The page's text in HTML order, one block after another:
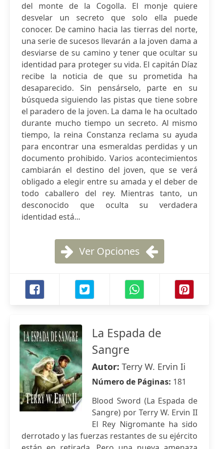
del monte de la Cogolla. El monje quiere
desvelar un secreto que solo ella puede
conocer. De camino hacia las tierras del norte,
una serie de sucesos llevarán a la joven dama a
desviarse de su camino y tener que ocultar su
identidad para proteger su vida. El capitán Díaz
recibe la noticia de que su prometida ha
desaparecido. Sin pensárselo, parte en su
búsqueda siguiendo las pistas que tiene sobre
el paradero de la joven. La dama le ha ocultado
durante mucho tiempo un secreto. Al mismo
tiempo, la reina Constanza reclama su ayuda
para encontrar una esmeraldas perdidas y un
documento prohibido. Varios acontecimientos
cambiarán el destino del joven, que se verá
obligado a elegir entre su amada y el deber de
todo caballero del rey. Mientras tanto, un
desconocido que oculta su verdadera
identidad está...
Ver Opciones
La Espada de
Sangre
Autor: Terry W. Ervin Ii
Número de Páginas: 181
Blood Sword (La Espada de
Sangre) por Terry W. Ervin II
El Rey Nigromante ha sido
derrotado y las fuerzas restantes de su ejército